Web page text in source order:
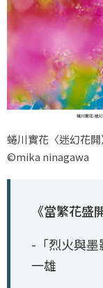
蜷川實花〈迷幻花
©mika ninagawa
《當繁花盛
-「烈火與
一雄